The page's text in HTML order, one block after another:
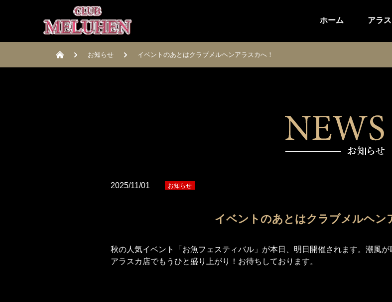
ホーム アラ
お知らせ イベントのあとはクラブメルヘンアラスカへ！
2025/11/01 お知らせ
イベントのあとはクラブメルヘン
秋の人気イベント「お魚フェスティバル」が本日、明日開催されます。潮風
アラスカ店でもうひと盛り上がり！お待ちしております。